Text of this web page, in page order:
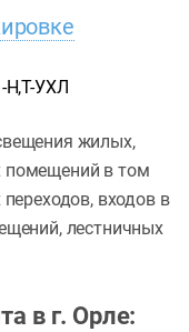
Н,Т-УХЛ
жилых,
помещений в том
входов в
лестничных
в г. Орле: